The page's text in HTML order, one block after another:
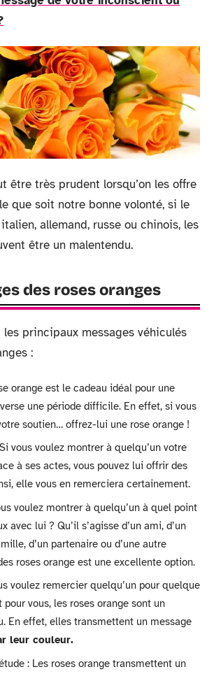
être très prudent lorsqu’on les offre
que soit notre bonne volonté, si le
allemand, russe ou chinois, les
être un malentendu.
des roses oranges
les principaux messages véhiculés
:
orange est le cadeau idéal pour une
une période difficile. En effet, si vous
soutien… offrez-lui une rose orange !
vous voulez montrer à quelqu’un votre
à ses actes, vous pouvez lui offrir des
elle vous en remerciera certainement.
voulez montrer à quelqu’un à quel point
avec lui ? Qu’il s’agisse d’un ami, d’un
d’un partenaire ou d’une autre
roses orange est une excellente option.
voulez remercier quelqu’un pour quelque
pour vous, les roses orange sont un
En effet, elles transmettent un message
leur couleur.
: Les roses orange transmettent un